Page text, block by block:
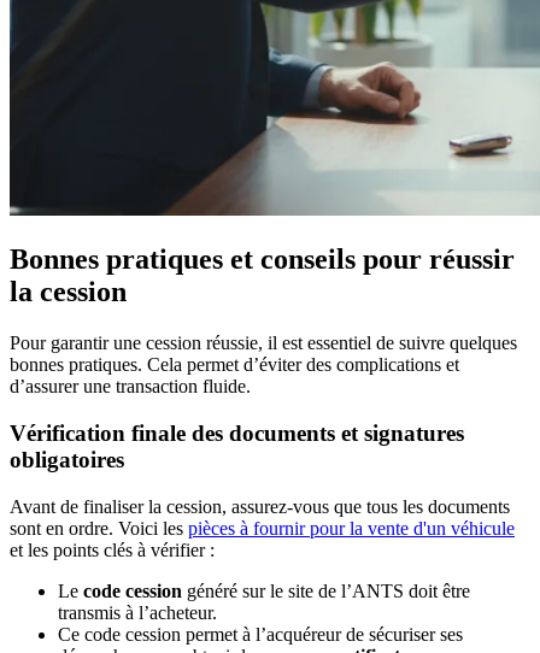
Bonnes pratiques et conseils pour réussir
la cession
Pour garantir une cession réussie, il est essentiel de suivre quelques
bonnes pratiques. Cela permet d’éviter des complications et
d’assurer une transaction fluide.
Vérification finale des documents et signatures
obligatoires
Avant de finaliser la cession, assurez-vous que tous les documents
sont en ordre. Voici les pièces à fournir pour la vente d'un véhicule
et les points clés à vérifier :
Le code cession généré sur le site de l’ANTS doit être
transmis à l’acheteur.
Ce code cession permet à l’acquéreur de sécuriser ses